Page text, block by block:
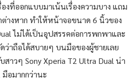
งที่ออกแบบมาเน้นเรื่องความบาง แถม
างหาก ทำให้หน้าจอขนาด 6 นิ้วของ
ไม่ได้เป็นอุปสรรคต่อการพกพาและ
ว่าถือได้สบายๆ บนมือของผู้ชายเลย
าวๆ Sony Xperia T2 Ultra Dual น่า
มือมากกว่านะ